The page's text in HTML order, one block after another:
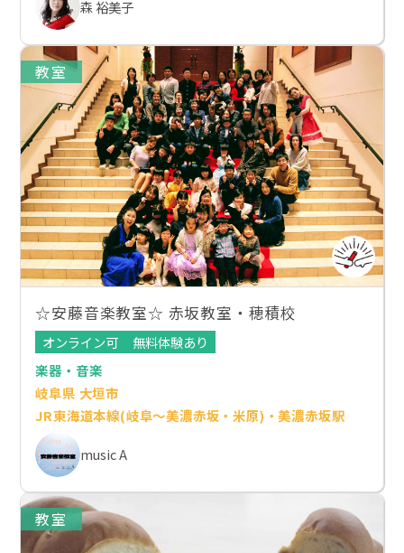
森 裕美子
教室
☆安藤音楽教室☆ 赤坂教室・穂積校
オンライン可
無料体験あり
楽器・音楽
岐阜県 大垣市
JR東海道本線(岐阜～美濃赤坂・米原)・美濃赤坂駅
music A
教室